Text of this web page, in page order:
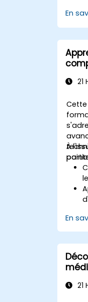
En
21
À
En
21